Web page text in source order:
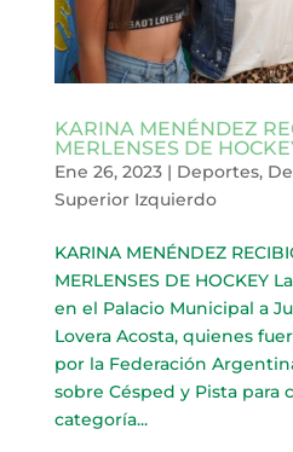
KARINA MENÉNDEZ
MERLENSES DE
Ene 26, 2023| Deportes,
Superior Izquierdo
KARINA MENÉNDEZ
MERLENSES DE HOCKEY
en el Palacio Municipal a
Lovera Acosta, quienes
por la Federación
sobre Césped y Pista para
categoría...